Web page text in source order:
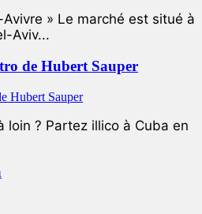
» Le marché est situé à
Aviv...
de Hubert Sauper
loin ? Partez illico à Cuba en